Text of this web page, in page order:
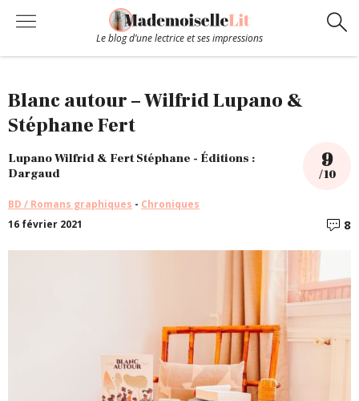
Le blog d’une lectrice et ses impressions
Coups de coeur
Blanc autour – Wilfrid Lupano &
Stéphane Fert
Lupano Wilfrid & Fert Stéphane - Éditions :
Dargaud
9
/ 10
BD / Romans graphiques - Chroniques
16 février 2021
8